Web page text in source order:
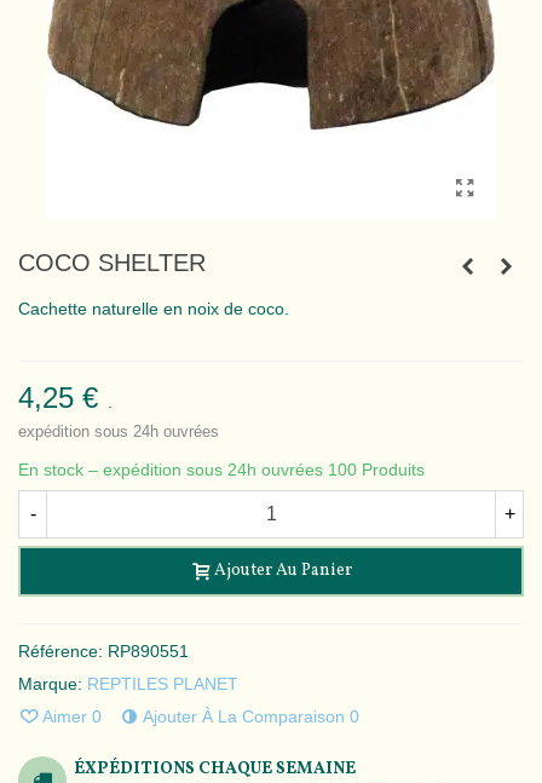
COCO SHELTER
Cachette naturelle en noix de coco.
4,25 €
expédition sous 24h ouvrées
En stock – expédition sous 24h ouvrées 100 Produits
- +
Ajouter Au Panier
Référence: RP890551
Marque: REPTILES PLANET
Aimer 0 Ajouter À La Comparaison 0
ÉXPÉDITIONS CHAQUE SEMAINE